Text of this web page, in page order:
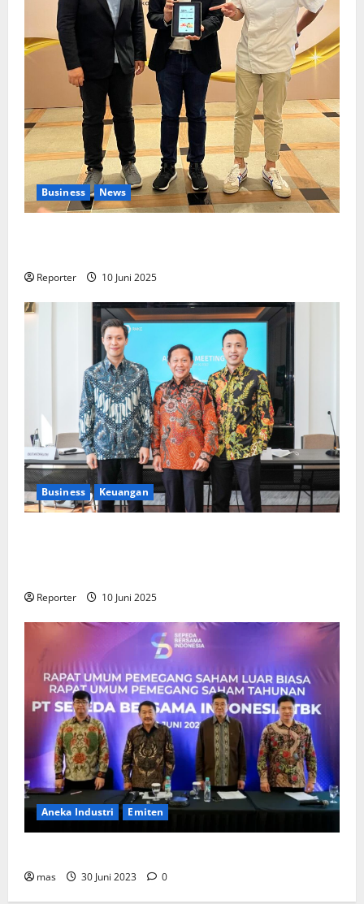
Business News
Reporter 10 Juni 2025
Business Keuangan
Reporter 10 Juni 2025
Aneka Industri Emiten
mas 30 Juni 2023 0